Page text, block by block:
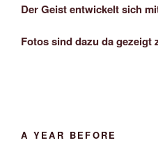
Der Geist entwickelt sich
Fotos sind dazu da gezeigt
A YEAR BEFORE